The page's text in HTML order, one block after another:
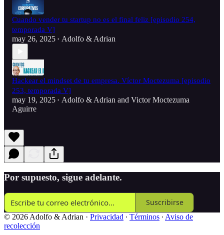
Cuando vender tu startup no es el final feliz [episodio 254,
temporada V]
may 26, 2025 • Adolfo & Adrian
Hackear el mindset de tu empresa. Víctor Moctezuma [episodio
253, temporada V]
may 19, 2025 • Adolfo & Adrian and Victor Moctezuma
Aguirre
Por supuesto, sigue adelante.
Suscribirse
© 2026 Adolfo & Adrian · Privacidad ∙ Términos ∙ Aviso de
recolección